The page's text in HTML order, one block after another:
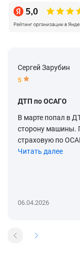
Сергей Зарубин
5
ДТП по ОСАГО
В марте попал в
сторону машины.
страховую по
Читать далее
06.04.2026